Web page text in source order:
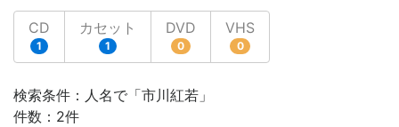
CD
1
カセット
1
DVD
0
VHS
0
検索条件：人名で「市川紅若」
件数：2件